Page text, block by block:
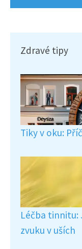
Zdravé tipy
Tiky v oku:
Léčba tinnitu:
zvuku v uších